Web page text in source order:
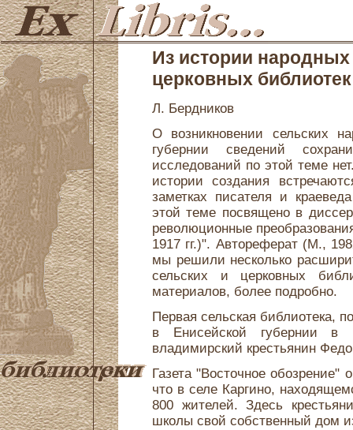
Из истории
церковных библиотек
Л. Бердников
О возникновении сельских
губернии сведений
исследований по этой теме
истории создания
заметках писателя и
этой теме посвящено в
революционные
1917 гг.)". Автореферат (М.,
мы решили несколько
сельских и церковных
материалов, более подробно.
Первая сельская библиотека,
в Енисейской губернии в
владимирский крестьянин
Газета "Восточное обозрение"
что в селе Каргино,
800 жителей. Здесь
школы свой собственный дом